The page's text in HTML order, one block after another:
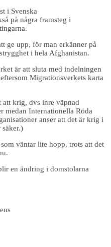
i Svenska
på några framsteg i
upp, för man erkänner på
i hela Afghanistan.
är att sluta med indelningen
Migrationsverkets karta
krig, dvs inre väpnad
medan Internationella Röda
anser att det är krig i
väntar lite hopp, trots att det
ändring i domstolarna